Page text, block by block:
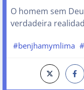
O homem sem
verdadeira
#benjhamymlima